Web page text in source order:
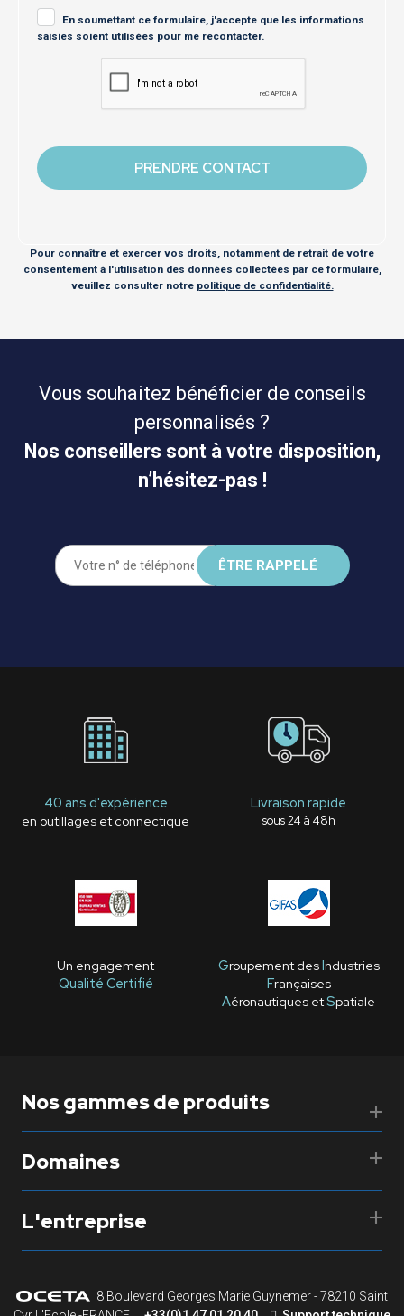
En soumettant ce formulaire, j'accepte que les informations
saisies soient utilisées pour me recontacter.
Pour connaître et exercer vos droits, notamment de retrait de votre
consentement à l'utilisation des données collectées par ce formulaire,
veuillez consulter notre politique de confidentialité.
Vous souhaitez bénéficier de conseils
personnalisés ?
Nos conseillers sont à votre disposition,
n’hésitez-pas !
40 ans d'expérience
en outillages et connectique
Livraison rapide
sous 24 à 48h
Un engagement
Qualité Certifié
Groupement desIndustries
Françaises
Aéronautiques etSpatiale
Nos gammes de produits
Domaines
L'entreprise
8 Boulevard Georges Marie Guynemer - 78210 Saint